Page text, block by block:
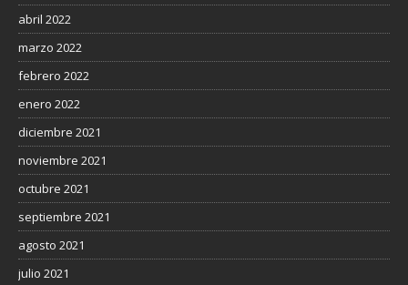
abril 2022
marzo 2022
febrero 2022
enero 2022
diciembre 2021
noviembre 2021
octubre 2021
septiembre 2021
agosto 2021
julio 2021